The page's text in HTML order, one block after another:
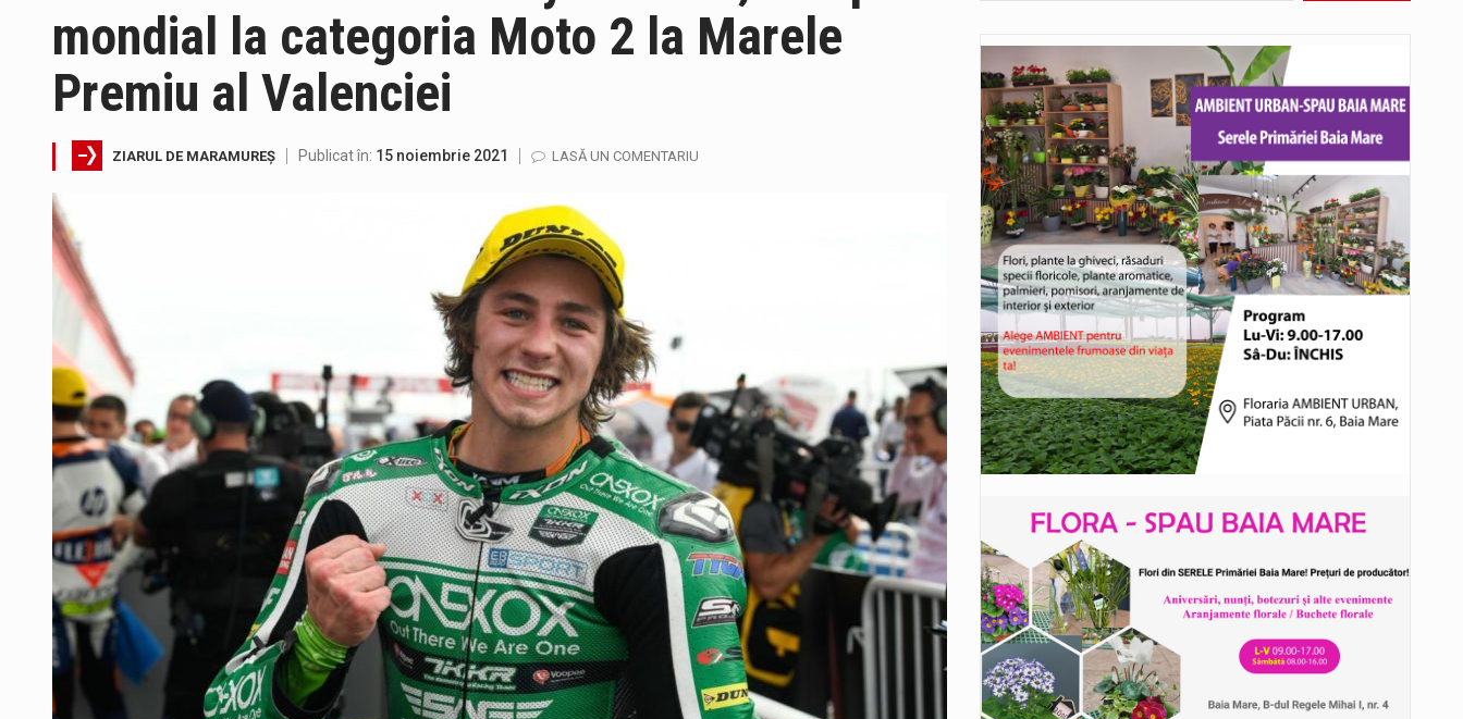
Vremea va fi caniculară. Disconfortul termic va fi accentuat, iar indicele temperatură-umezeală (ITU) va depăși pragul critic de 80 de…
COD GALBEN. Interval de valabilitate: 07 august, ora 12.00 – 07 august, ora 23.00 / Fenomene vizate: instabilitate atmosferică, intensificări…
Proiectul de lege privind Strategia națională pentru conservarea biodiversității a fost din nou dezbătut ieri și în final adoptat de…
Pe scurt. Statuia lui PINTEA VITEAZU din fața Jandarmeriei Maramures a ajuns să fie zilele acestea mărul discordiei între administrații.…
Noile statii de călători, achizitionate la preț de garsonieră per bucată, dezamăgesc total cetățenii care folosesc mijloacele de transport în…
Municipiul Baia Mare, prin Serviciul Public Comunitar Local de Evidență a Persoanelor - Serviciul Evidența Persoanelor, îi informează pe cetățenii…
Tot mai multi băimăreni semnalează prezența cersetorilor de etnie romă pe raza municipiului. Orasul este la propriu impânzit de ei…
mondial la categoria Moto 2 la Marele
Premiu al Valenciei
ZIARUL DE MARAMUREȘ Publicat în: 15 noiembrie 2021 LASĂ UN COMENTARIU